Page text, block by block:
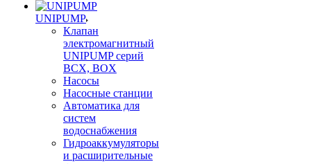
UNIPUMP
Клапан
электромагнитный
UNIPUMP серий
BCX, BOX
Насосы
Насосные станции
Автоматика для
систем
водоснабжения
Гидроаккумуляторы
и расширительные